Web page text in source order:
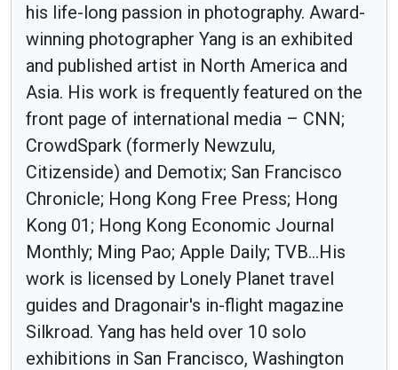
his life-long passion in photography. Award-
winning photographer Yang is an exhibited
and published artist in North America and
Asia. His work is frequently featured on the
front page of international media – CNN;
CrowdSpark (formerly Newzulu,
Citizenside) and Demotix; San Francisco
Chronicle; Hong Kong Free Press; Hong
Kong 01; Hong Kong Economic Journal
Monthly; Ming Pao; Apple Daily; TVB...His
work is licensed by Lonely Planet travel
guides and Dragonair's in-flight magazine
Silkroad. Yang has held over 10 solo
exhibitions in San Francisco, Washington